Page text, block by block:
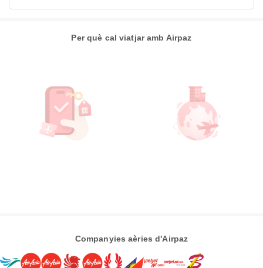
Per què cal viatjar amb Airpaz
Companyies aèries d'Airpaz